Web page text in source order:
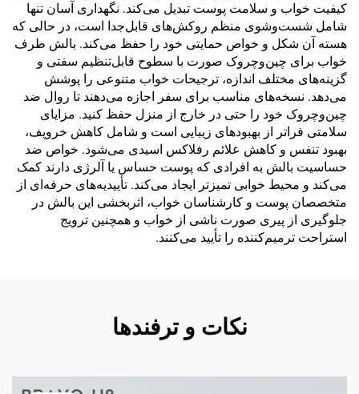
کیفیت خواب و سلامت پوست تبدیل می‌کند. نگهداری آسان تنها
شامل شست‌وشوی منظم روکش‌های قابل‌جدا است، در حالی که
هسته آن شکل و خواص حمایتی خود را حفظ می‌کند. بالش طرف
خواب برای چین‌وچروک صورت با سطوح قابل‌تنظیم سفتی و
گزینه‌های مختلف اندازه، ترجیحات خواب متنوعی را پوشش
می‌دهد. نسخه‌های مناسب برای سفر اجازه می‌دهند تا روال ضد
چین‌وچروک خود را حتی در خارج از منزل حفظ کنید. مزایای
سلامتی فراتر از بهبودهای زیبایی است و شامل کاهش خروپف،
بهبود تنفس و کاهش علائم رفلاکس اسیدی می‌شود. خواص ضد
حساسیت بالش به افرادی که پوست حساس یا آلرژی دارند کمک
می‌کند و محیط خوابی تمیزتر ایجاد می‌کند. تأییدیه‌های حرفه‌ای از
متخصصان پوست و کارشناسان خواب، اثربخشی این بالش در
جلوگیری از پیری صورت ناشی از خواب و همچنین ترویج
استراحت ترمیم‌کننده را تأیید می‌کنند.
نکات و ترفندها